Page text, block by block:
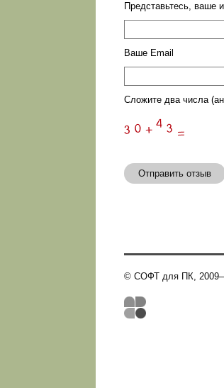
Представьтесь, ваше
Ваше Email
Сложите два числа
Отправить отзыв
© СОФТ для ПК,